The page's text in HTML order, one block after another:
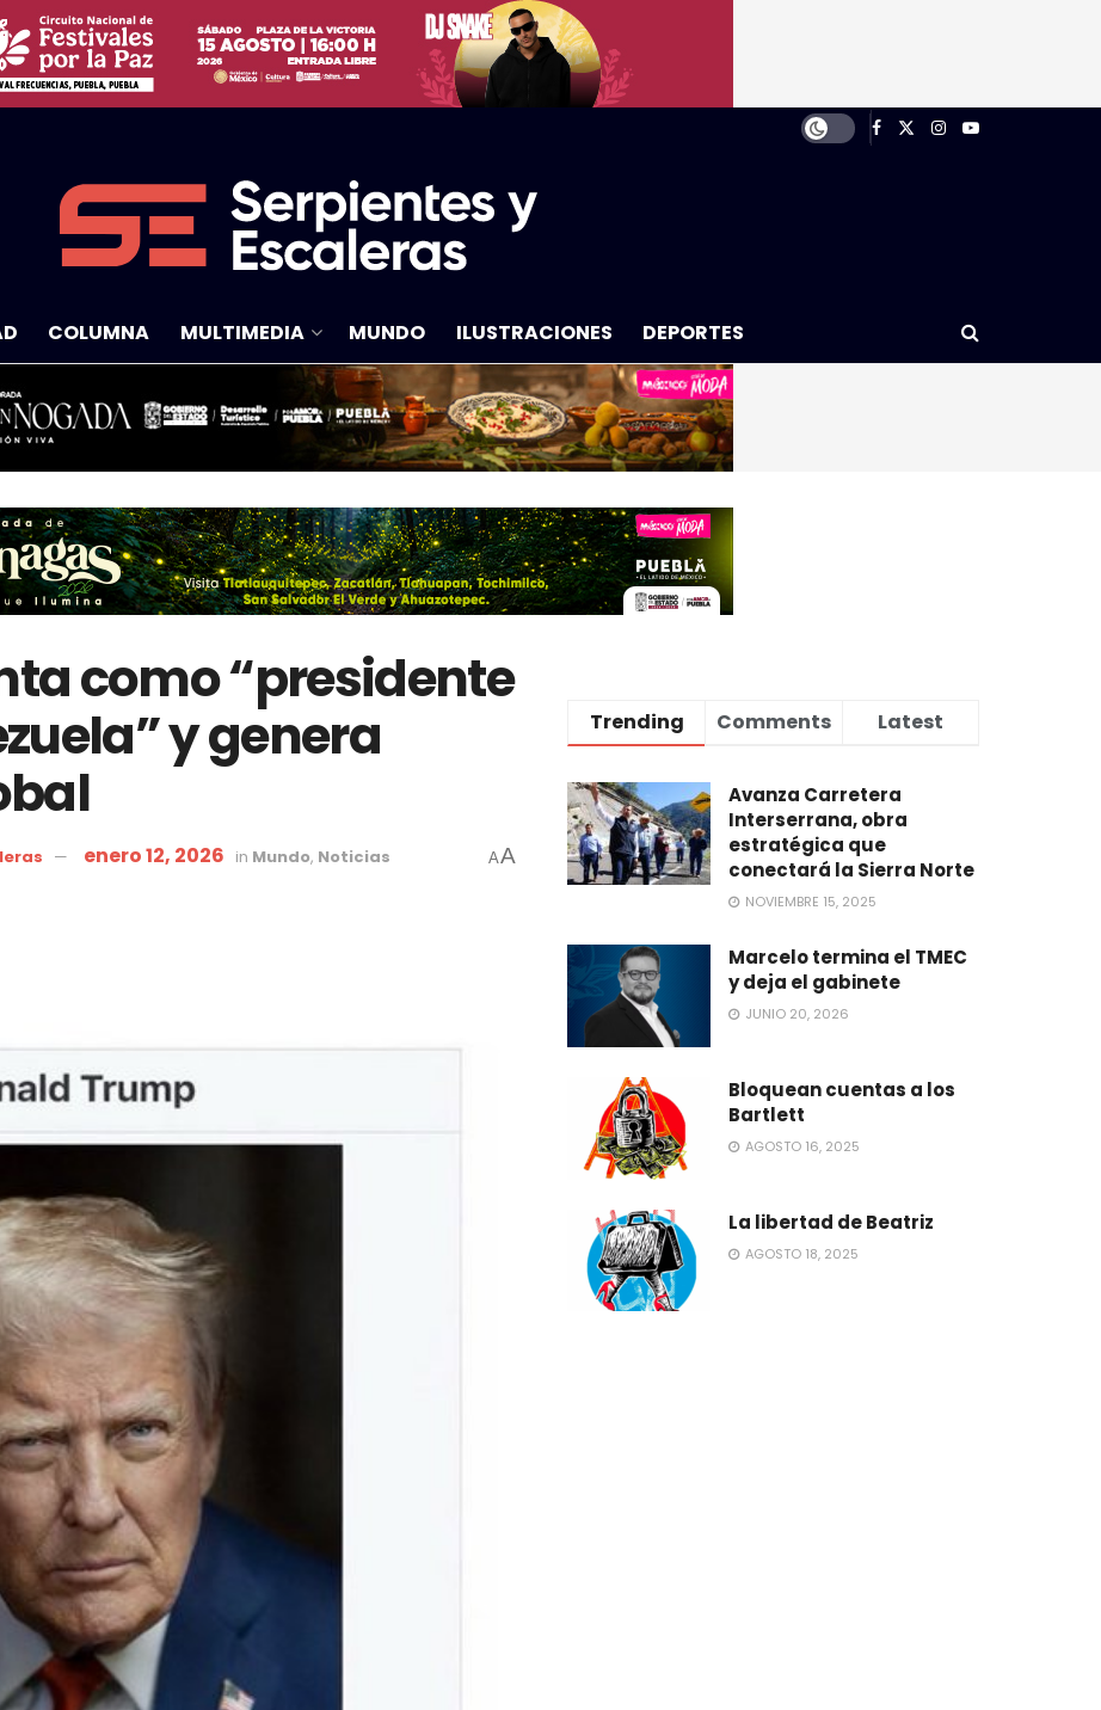
COLUMNA MULTIMEDIA MUNDO ILUSTRACIONES DEPORTES
como “presidente
y genera
enero 12, 2026 in Mundo, Noticias AA
Trending Comments Latest
Avanza Carretera
Interserrana, obra
estratégica que
conectará la Sierra Norte
NOVIEMBRE 15, 2025
Marcelo termina el TMEC
y deja el gabinete
JUNIO 20, 2026
Bloquean cuentas a los
Bartlett
AGOSTO 16, 2025
La libertad de Beatriz
AGOSTO 18, 2025